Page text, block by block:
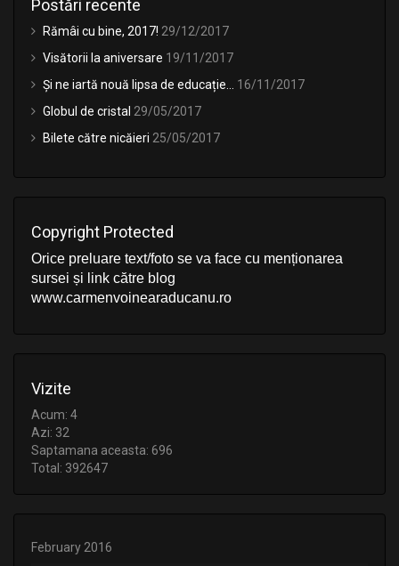
Postări recente
Rămâi cu bine, 2017! 29/12/2017
Visătorii la aniversare 19/11/2017
Și ne iartă nouă lipsa de educație…
16/11/2017
Globul de cristal 29/05/2017
Bilete către nicăieri 25/05/2017
Copyright Protected
Orice preluare text/foto se va face cu menționarea
sursei și link către blog
www.carmenvoinearaducanu.ro
Vizite
Acum: 4
Azi: 32
Saptamana aceasta: 696
Total: 392647
February 2016